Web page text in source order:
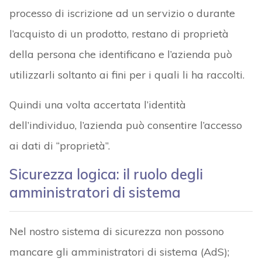
processo di iscrizione ad un servizio o durante
l’acquisto di un prodotto, restano di proprietà
della persona che identificano e l’azienda può
utilizzarli soltanto ai fini per i quali li ha raccolti.
Quindi una volta accertata l’identità
dell’individuo, l’azienda può consentire l’accesso
ai dati di “proprietà”.
Sicurezza logica: il ruolo degli
amministratori di sistema
Nel nostro sistema di sicurezza non possono
mancare gli amministratori di sistema (AdS);